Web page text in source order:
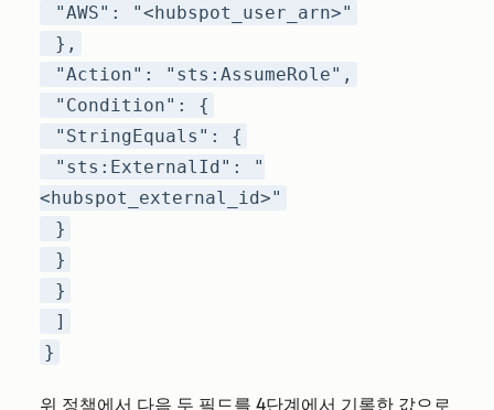
"AWS": "<hubspot_user_arn>"
},
"Action": "sts:AssumeRole",
"Condition": {
"StringEquals": {
"sts:ExternalId": "
<hubspot_external_id>"
}
}
}
]
}
위 정책에서 다음 두 필드를 4단계에서 기록한 값으로